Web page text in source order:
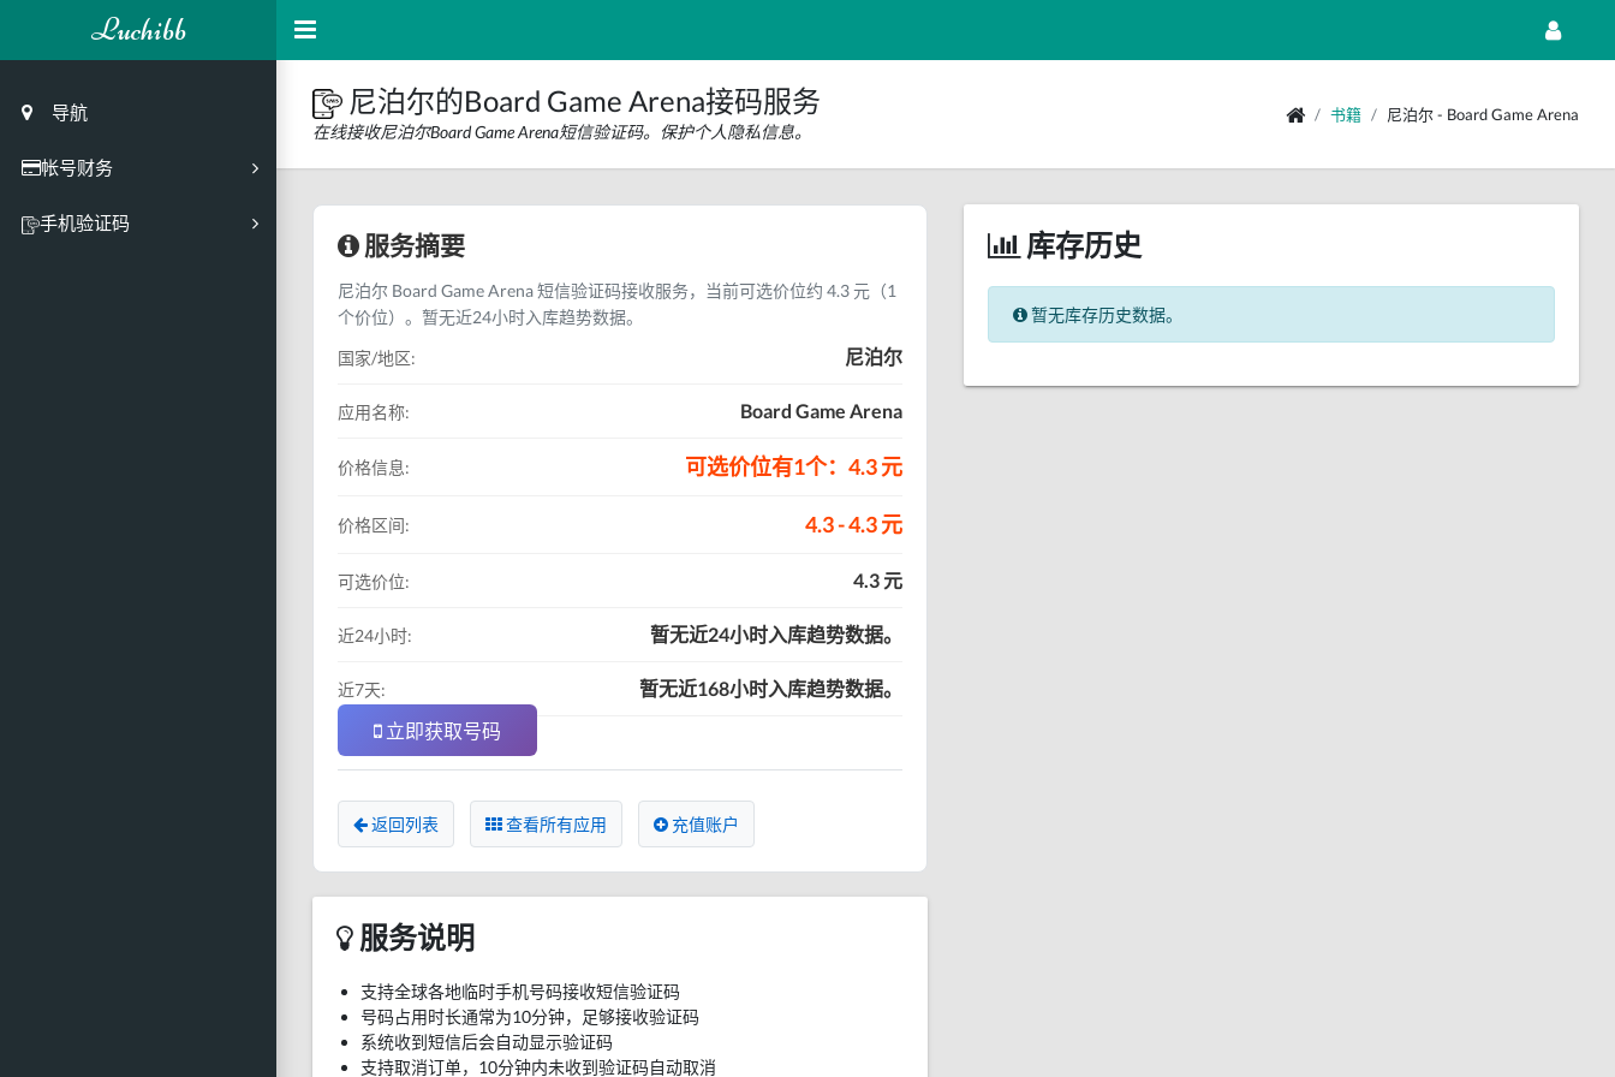
Luchibb
导航
帐号财务
充值
手机验证码
尼泊尔的Board Game Arena接码服务
在线接收尼泊尔Board Game Arena短信验证码。保护个人隐私信息。
书籍 尼泊尔 - Board Game Arena
服务摘要
尼泊尔 Board Game Arena 短信验证码接收服务，当前可选价位约 4.3 元（1
个价位）。暂无近24小时入库趋势数据。
国家/地区:
尼泊尔
应用名称: Board Game Arena
价格信息: 可选价位有1个：4.3 元
价格区间: 4.3 - 4.3 元
可选价位: 4.3 元
近24小时: 暂无近24小时入库趋势数据。
近7天:
暂无近168小时入库趋势数据。
立即获取号码
返回列表 查看所有应用 充值账户
服务说明
支持全球各地临时手机号码接收短信验证码
号码占用时长通常为10分钟，足够接收验证码
系统收到短信后会自动显示验证码
支持取消订单，10分钟内未收到验证码自动取消
库存历史
暂无库存历史数据。